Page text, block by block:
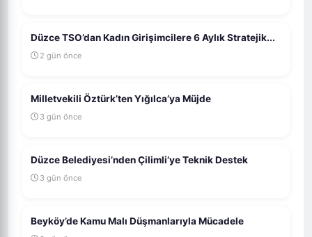
Düzce TSO’dan Kadın Girişimcilere 6 Aylık Stratejik...
2 gün önce
Milletvekili Öztürk’ten Yığılca’ya Müjde
3 gün önce
Düzce Belediyesi’nden Çilimli’ye Teknik Destek
3 gün önce
Beyköy’de Kamu Malı Düşmanlarıyla Mücadele